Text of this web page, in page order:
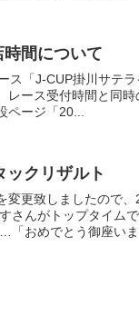
間について
ス「J-CUP掛川サテ
レース受付時間と同
ページ「20...
クリザルト
変更致しましたので
さんがトップタイム
おめでとう御座い